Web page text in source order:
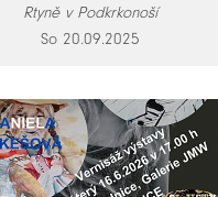
Rtyně v Podkrkonoší
So 20.09.2025